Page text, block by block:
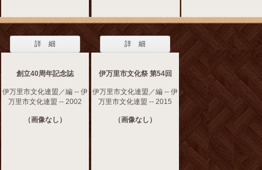
詳 細
創立40周年記念誌
伊万里市文化連盟／編 -- 伊
万里市文化連盟 -- 2002
（画像なし）
詳 細
伊万里市文化祭 第54回
伊万里市文化連盟／編 -- 伊
万里市文化連盟 -- 2015
（画像なし）